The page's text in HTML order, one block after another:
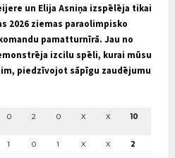
un Elija Asniņa izspēlēja tikai
2026 ziemas paraolimpisko
pamatturnīrā. Jau no
izcilu spēli, kurai mūsu
piedzīvojot sāpīgu zaudējumu
0 2 0 X X 10
1 0 1 X X 2